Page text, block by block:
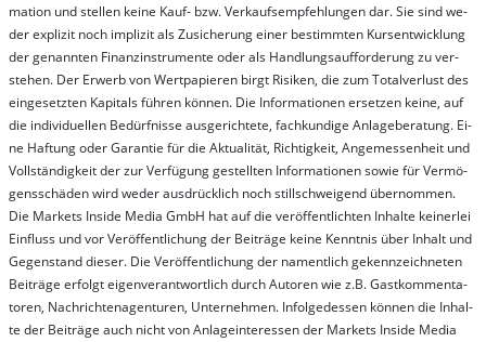
ma­t­ion und stel­len kei­ne Kauf- bzw. Ver­kaufs­em­pfeh­lung­en dar. Sie sind we­
der ex­pli­zit noch im­pli­zit als Zu­sich­er­ung ei­ner be­stim­mt­en Kurs­ent­wick­lung
der ge­nan­nt­en Fi­nanz­in­stru­men­te oder als Handl­ungs­auf­for­der­ung zu ver­
steh­en. Der Er­werb von Wert­pa­pier­en birgt Ri­si­ken, die zum To­tal­ver­lust des
ein­ge­setz­ten Ka­pi­tals füh­ren kön­nen. Die In­for­ma­tion­en er­setz­en kei­ne, auf
die in­di­vi­du­el­len Be­dür­fnis­se aus­ge­rich­te­te, fach­kun­di­ge An­la­ge­be­ra­tung. Ei­
ne Haf­tung oder Ga­ran­tie für die Ak­tu­ali­tät, Rich­tig­keit, An­ge­mes­sen­heit und
Vol­lständ­ig­keit der zur Ver­fü­gung ge­stel­lt­en In­for­ma­tion­en so­wie für Ver­mö­
gens­schä­den wird we­der aus­drück­lich noch stil­lschwei­gend über­nom­men.
Die Mar­kets In­side Me­dia GmbH hat auf die ver­öf­fent­lich­ten In­hal­te kei­ner­lei
Ein­fluss und vor Ver­öf­fent­lich­ung der Bei­trä­ge kei­ne Ken­nt­nis über In­halt und
Ge­gen­stand die­ser. Die Ver­öf­fent­lich­ung der na­ment­lich ge­kenn­zeich­net­en
Bei­trä­ge er­folgt ei­gen­ver­ant­wort­lich durch Au­tor­en wie z.B. Gast­kom­men­ta­
tor­en, Nach­richt­en­ag­en­tur­en, Un­ter­neh­men. In­fol­ge­des­sen kön­nen die In­hal­
te der Bei­trä­ge auch nicht von An­la­ge­in­te­res­sen der Mar­kets In­side Me­dia